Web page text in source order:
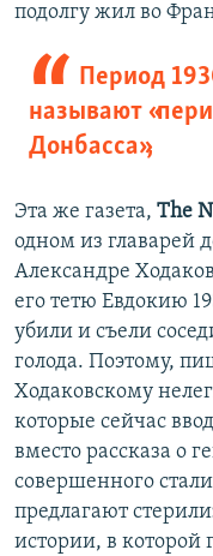
подолгу жил во
Период
называют
Донбасса»,
Эта же газета, The
одном из главарей
Александре
его тетю Евдокию
убили и съели
голода. Поэтому,
Ходаковскому
которые сейчас
вместо рассказа о
совершенного
предлагают
истории, в